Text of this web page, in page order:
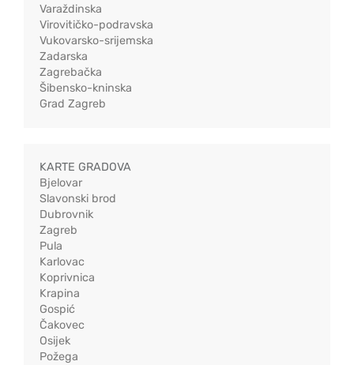
Varaždinska
Virovitičko-podravska
Vukovarsko-srijemska
Zadarska
Zagrebačka
Šibensko-kninska
Grad Zagreb
KARTE GRADOVA
Bjelovar
Slavonski brod
Dubrovnik
Zagreb
Pula
Karlovac
Koprivnica
Krapina
Gospić
Čakovec
Osijek
Požega